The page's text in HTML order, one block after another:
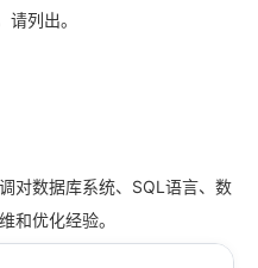
列出。
对数据库系统、SQL语言、数
和优化经验。